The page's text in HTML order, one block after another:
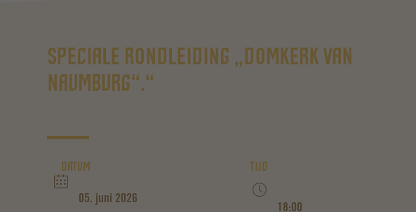
SPECIALE RONDLEIDING „DOMKERK VAN
NAUMBURG“.“
DATUM
05. juni 2026
TIJD
18:00